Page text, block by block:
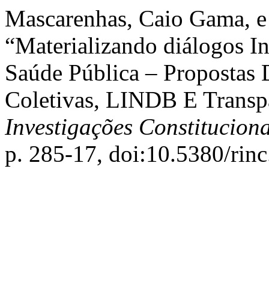
Mascarenhas, Caio Gama,
“Materializando diálogos
Saúde Pública – Propostas
Coletivas, LINDB E
Investigações
p. 285-17, doi:10.5380/